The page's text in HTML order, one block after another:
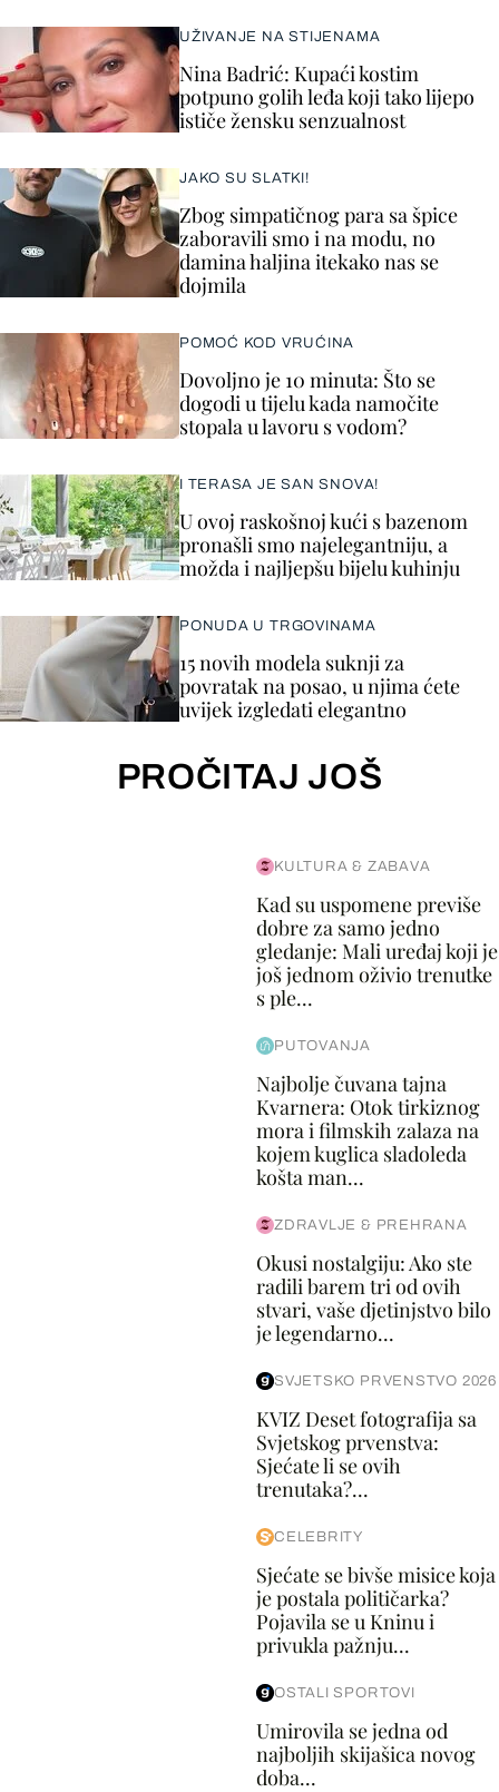
UŽIVANJE NA STIJENAMA
Nina Badrić: Kupaći kostim
potpuno golih leđa koji tako lijepo
ističe žensku senzualnost
JAKO SU SLATKI!
Zbog simpatičnog para sa špice
zaboravili smo i na modu, no
damina haljina itekako nas se
dojmila
POMOĆ KOD VRUĆINA
Dovoljno je 10 minuta: Što se
dogodi u tijelu kada namočite
stopala u lavoru s vodom?
I TERASA JE SAN SNOVA!
U ovoj raskošnoj kući s bazenom
pronašli smo najelegantniju, a
možda i najljepšu bijelu kuhinju
PONUDA U TRGOVINAMA
15 novih modela suknji za
povratak na posao, u njima ćete
uvijek izgledati elegantno
PROČITAJ JOŠ
KULTURA & ZABAVA
Kad su uspomene previše
dobre za samo jedno
gledanje: Mali uređaj koji je
još jednom oživio trenutke
s ple...
PUTOVANJA
Najbolje čuvana tajna
Kvarnera: Otok tirkiznog
mora i filmskih zalaza na
kojem kuglica sladoleda
košta man...
ZDRAVLJE & PREHRANA
Okusi nostalgiju: Ako ste
radili barem tri od ovih
stvari, vaše djetinjstvo bilo
je legendarno...
SVJETSKO PRVENSTVO 2026
KVIZ Deset fotografija sa
Svjetskog prvenstva:
Sjećate li se ovih
trenutaka?...
CELEBRITY
Sjećate se bivše misice koja
je postala političarka?
Pojavila se u Kninu i
privukla pažnju...
OSTALI SPORTOVI
Umirovila se jedna od
najboljih skijašica novog
doba...